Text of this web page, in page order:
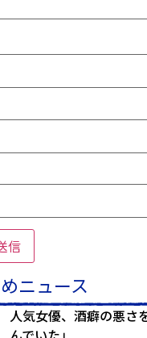
ニュース
人気女優、酒癖の悪さ